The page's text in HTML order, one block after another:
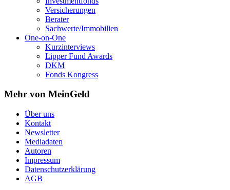
Versicherungen
Berater
Sachwerte/Immobilien
One-on-One
Kurzinterviews
Lipper Fund Awards
DKM
Fonds Kongress
Mehr von MeinGeld
Über uns
Kontakt
Newsletter
Mediadaten
Autoren
Impressum
Datenschutzerklärung
AGB